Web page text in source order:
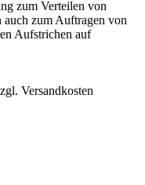
zum Verteilen von
auch zum Auftragen von
Aufstrichen auf
Versandkosten